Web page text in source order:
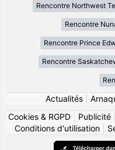
Rencontre Northwest
Rencontre
Rencontre Prince
Rencontre
Actualités|
Cookies & RGPD
Publicité
Conditions d'utilisation|